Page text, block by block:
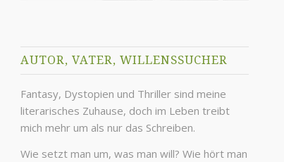
AUTOR, VATER, WILLENSSUCHER
Fantasy, Dystopien und Thriller sind meine
literarisches Zuhause, doch im Leben treibt
mich mehr um als nur das Schreiben.
Wie setzt man um, was man will? Wie hört man